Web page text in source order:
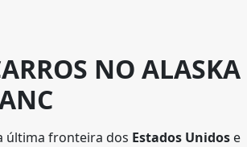
NO ALASKA
última fronteira dos Estados Unidos e